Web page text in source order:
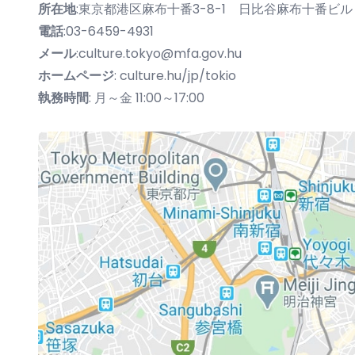
所在地:東京都港区麻布十番3-8-1 日比谷麻布十番ビ
電話:03-6459-4931
メール:culture.tokyo@mfa.gov.hu
ホームページ: culture.hu/jp/tokio
執務時間: 月～金 11:00～17:00